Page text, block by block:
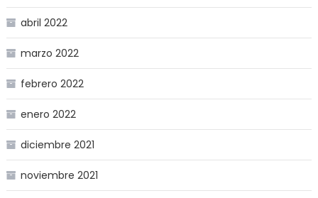
abril 2022
marzo 2022
febrero 2022
enero 2022
diciembre 2021
noviembre 2021